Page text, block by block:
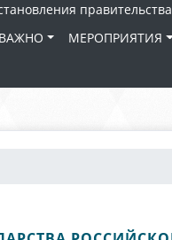
ВАЖНО МЕРОПРИЯТИЯ